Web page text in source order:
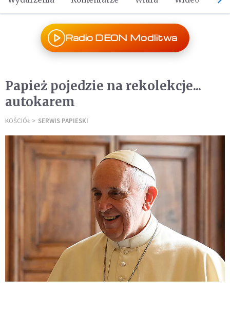
Radio DEON Modlitwa
Papież pojedzie na rekolekcje...
autokarem
KOŚCIÓŁ SERWIS PAPIESKI